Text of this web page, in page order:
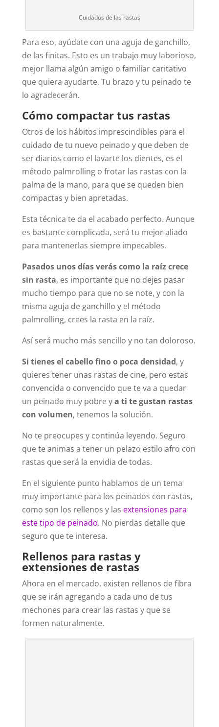
Cuidados de las rastas
Para eso, ayúdate con una aguja de ganchillo,
de las finitas. Esto es un trabajo muy laborioso,
mejor llama algún amigo o familiar caritativo
que quiera ayudarte. Tu brazo y tu peinado te
lo agradecerán.
Cómo compactar tus rastas
Otros de los hábitos imprescindibles para el
cuidado de tu nuevo peinado y que deben de
ser diarios como el lavarte los dientes, es el
método palmrolling o frotar las rastas con la
palma de la mano, para que se queden bien
compactas y bien apretadas.
Esta técnica te da el acabado perfecto. Aunque
es bastante complicada, será tu mejor aliado
para mantenerlas siempre impecables.
Pasados unos días verás como la raíz crece
sin rasta, es importante que no dejes pasar
mucho tiempo para que no se note, y con la
misma aguja de ganchillo y el método
palmrolling, crees la rasta en la raíz.
Así será mucho más sencillo y no tan doloroso.
Si tienes el cabello fino o poca densidad, y
quieres tener unas rastas de cine, pero estas
convencida o convencido que te va a quedar
un peinado muy pobre ya ti te gustan rastas
con volumen, tenemos la solución.
No te preocupes y continúa leyendo. Seguro
que te animas a tener un pelazo estilo afro con
rastas que será la envidia de todas.
En el siguiente punto hablamos de un tema
muy importante para los peinados con rastas,
como son los rellenos y las extensiones para
este tipo de peinado. No pierdas detalle que
seguro que te interesa.
Rellenos para rastas y
extensiones de rastas
Ahora en el mercado, existen rellenos de fibra
que se irán agregando a cada uno de tus
mechones para crear las rastas y que se
formen naturalmente.